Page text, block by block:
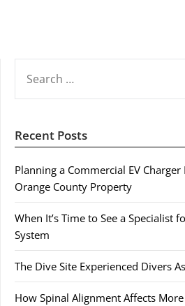
FOR:
Recent Posts
Planning a Commercial EV
Orange County Property
When It’s Time to See a Specialist
System
The Dive Site Experienced Divers
How Spinal Alignment Affects